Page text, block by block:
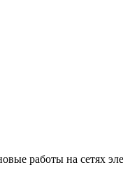
работы на сетях